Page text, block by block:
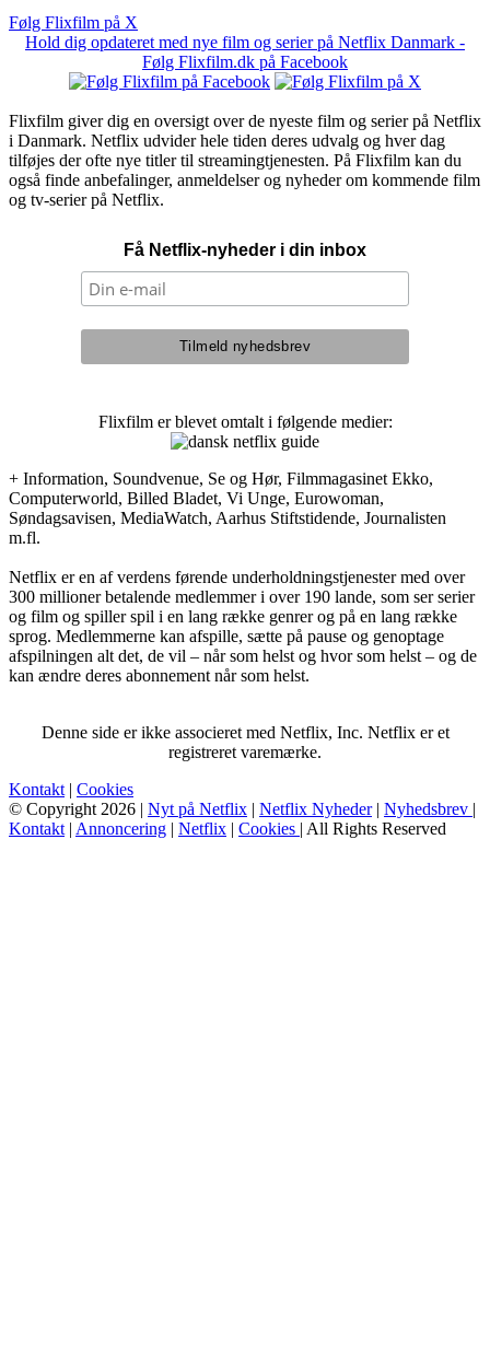
Følg Flixfilm på X
Hold dig opdateret med nye film og serier på Netflix Danmark -
Følg Flixfilm.dk på Facebook
Flixfilm giver dig en oversigt over de nyeste film og serier på Netflix
i Danmark. Netflix udvider hele tiden deres udvalg og hver dag
tilføjes der ofte nye titler til streamingtjenesten. På Flixfilm kan du
også finde anbefalinger, anmeldelser og nyheder om kommende film
og tv-serier på Netflix.
Få Netflix-nyheder i din inbox
Flixfilm er blevet omtalt i følgende medier:
+ Information, Soundvenue, Se og Hør, Filmmagasinet Ekko,
Computerworld, Billed Bladet, Vi Unge, Eurowoman,
Søndagsavisen, MediaWatch, Aarhus Stiftstidende, Journalisten
m.fl.
Netflix er en af verdens førende underholdningstjenester med over
300 millioner betalende medlemmer i over 190 lande, som ser serier
og film og spiller spil i en lang række genrer og på en lang række
sprog. Medlemmerne kan afspille, sætte på pause og genoptage
afspilningen alt det, de vil – når som helst og hvor som helst – og de
kan ændre deres abonnement når som helst.
Denne side er ikke associeret med Netflix, Inc. Netflix er et
registreret varemærke.
Kontakt | Cookies
© Copyright 2026 | Nyt på Netflix | Netflix Nyheder| Nyhedsbrev |
Kontakt | Annoncering | Netflix | Cookies | All Rights Reserved